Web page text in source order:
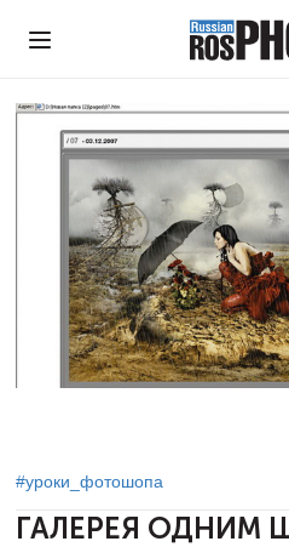
#уроки_фотошопа
ГАЛЕРЕЯ ОДНИМ